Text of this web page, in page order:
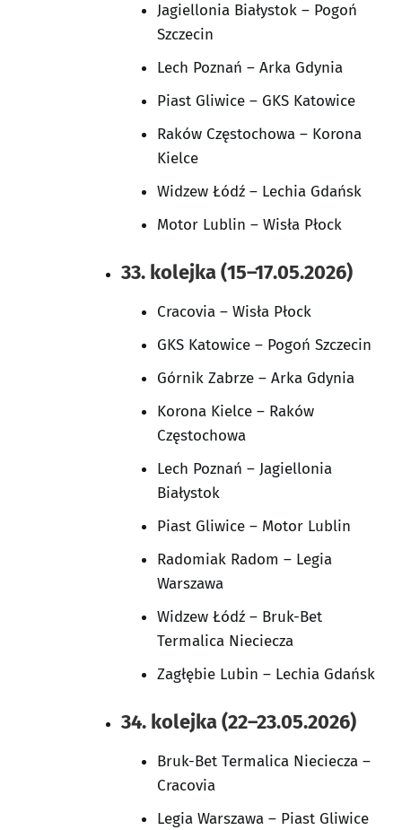
Jagiellonia Białystok – Pogoń
Szczecin
Lech Poznań – Arka Gdynia
Piast Gliwice – GKS Katowice
Raków Częstochowa – Korona
Kielce
Widzew Łódź – Lechia Gdańsk
Motor Lublin – Wisła Płock
33. kolejka (15–17.05.2026)
Cracovia – Wisła Płock
GKS Katowice – Pogoń Szczecin
Górnik Zabrze – Arka Gdynia
Korona Kielce – Raków
Częstochowa
Lech Poznań – Jagiellonia
Białystok
Piast Gliwice – Motor Lublin
Radomiak Radom – Legia
Warszawa
Widzew Łódź – Bruk-Bet
Termalica Nieciecza
Zagłębie Lubin – Lechia Gdańsk
34. kolejka (22–23.05.2026)
Bruk-Bet Termalica Nieciecza –
Cracovia
Legia Warszawa – Piast Gliwice